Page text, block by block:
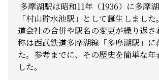
多摩湖駅は昭和11年（1936）に多摩
「村山貯水池駅」として誕生しまし
道会社の合併や駅名の変更が繰り返さ
称は西武鉄道多摩湖線「多摩湖駅」に
た。参考までに、その歴史を簡単な年
した。